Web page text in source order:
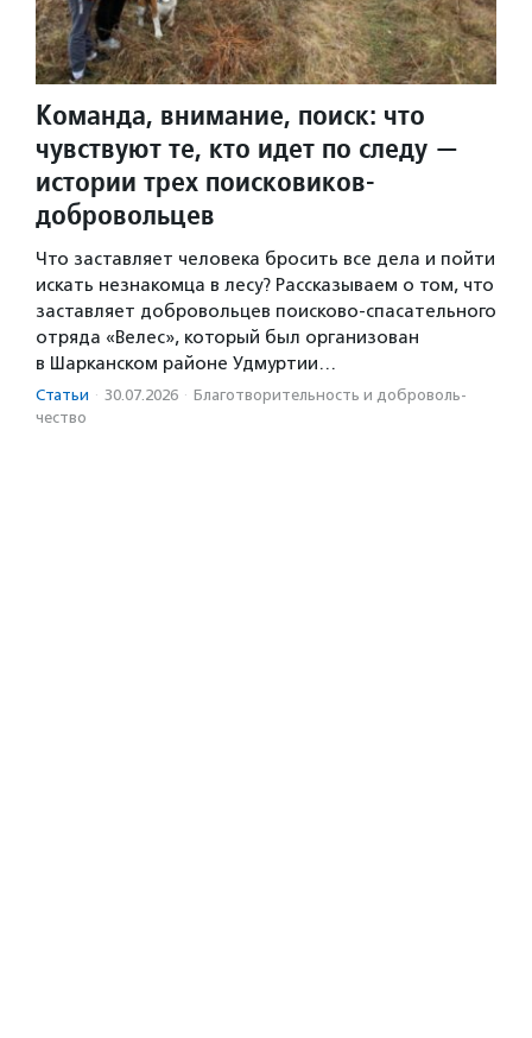
Команда, внимание, поиск: что
чувствуют те, кто идет по следу —
истории трех поисковиков-
добровольцев
Что заставляет человека бросить все дела и пойти
искать незнакомца в лесу? Рассказываем о том, что
заставляет добровольцев поисково-спасательного
отряда «Велес», который был организован
в Шарканском районе Удмуртии…
Статьи · 30.07.2026 · Благотвори­тель­ность и доброволь­
чест­во